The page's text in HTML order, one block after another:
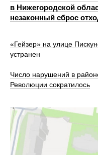
в Нижегородской
незаконный сброс
«Гейзер» на улице
устранен
Число нарушений в
Революции сократилось